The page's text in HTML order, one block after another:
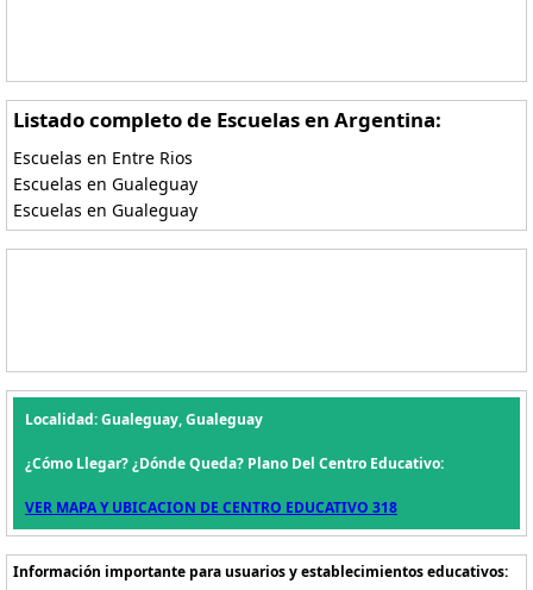
Listado completo de Escuelas en Argentina:
Escuelas en Entre Rios
Escuelas en Gualeguay
Escuelas en Gualeguay
Localidad: Gualeguay, Gualeguay
¿Cómo Llegar? ¿Dónde Queda? Plano Del Centro Educativo:
VER MAPA Y UBICACION DE CENTRO EDUCATIVO 318
Información importante para usuarios y establecimientos educativos: